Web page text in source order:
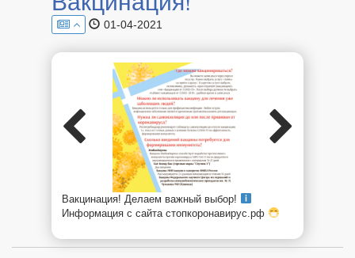
01-04-2021
Вакцинация! Делаем важный выбор!
Информация с сайта стопкоронавирус.рф